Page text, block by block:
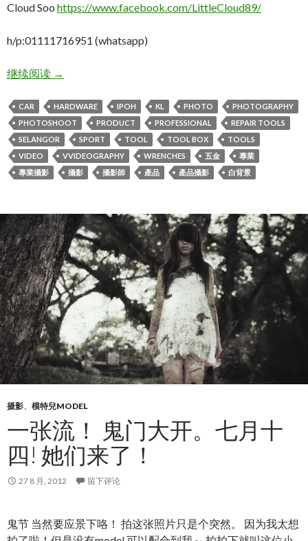
Cloud Soo https://www.facebook.com/LittleCloud89/
h/p:01111716951 (whatsapp)
继续阅读KL吉隆坡大型齊全的修車工具商.產品攝影: 全系列五
→
CAR HARDWARE IPOH KL PHOTO
PHOTOGRAPHY
PHOTOSHOOT
PRODUCT PROFESSIONAL
REPAIR TOOLS
SELANGOR
SPORT TOOL TOOL BOX
TOOLS
VIDEO
VVIDEOGRAPHY WRENCHES 五金
專業
專業攝影
攝影 攝影師 產品 產品攝影 白背景
摄影、 模特兒MODEL
一张流！ 鬼门大开。七月十
四! 她们来了！
27 8 月, 2012 留下评论
鬼节 当然要应景下咯！ 拍这张照片只是个突然。 因为我太想